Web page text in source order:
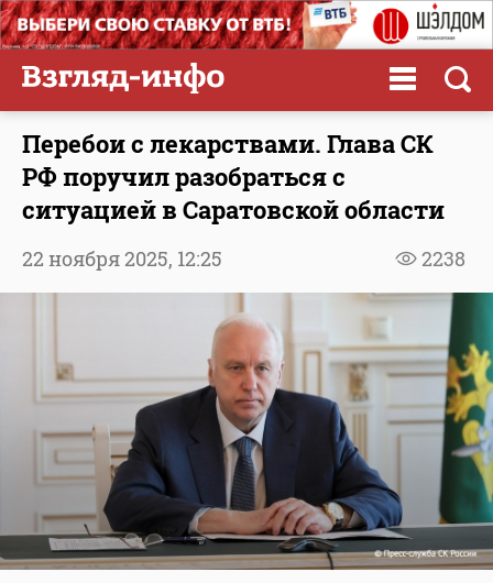
Перебои с лекарствами. Глава СК
РФ поручил разобраться с
ситуацией в Саратовской области
2238
22 ноября 2025, 12:25